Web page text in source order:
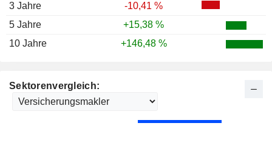
3 Jahre
-10,41 %
5 Jahre
+15,38 %
10 Jahre
+146,48 %
Sektorenvergleich: